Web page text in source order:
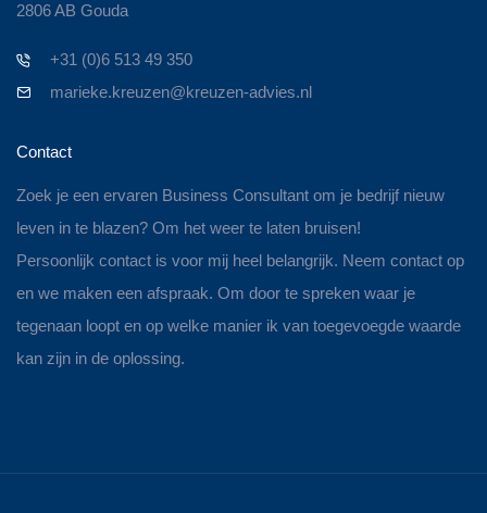
2806 AB Gouda
+31 (0)6 513 49 350
marieke.kreuzen@kreuzen-advies.nl
Contact
Zoek je een ervaren Business Consultant om je bedrijf nieuw
leven in te blazen? Om het weer te laten bruisen!
Persoonlijk contact is voor mij heel belangrijk. Neem contact op
en we maken een afspraak. Om door te spreken waar je
tegenaan loopt en op welke manier ik van toegevoegde waarde
kan zijn in de oplossing.